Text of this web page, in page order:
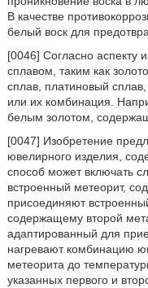
В качестве
белый воск для
[0046] Согласно аспекту
сплавом, таким как
сплав, платиновый
или их комбинация.
белым золотом,
[0047] Изобретение
ювелирного изделия,
способ может включать
встроенный метеорит,
присоединяют
содержащему второй
адаптированный для
нагревают комбинацию
метеорита до
указанных первого и